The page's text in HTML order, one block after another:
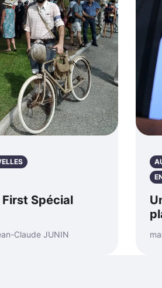
Spécial
Claude JUNIN